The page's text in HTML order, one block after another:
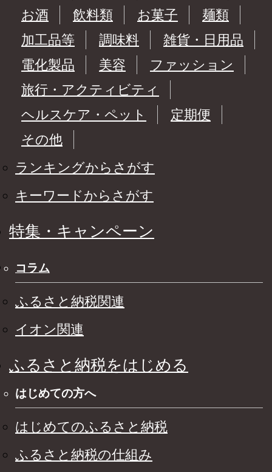
お酒
飲料類 お菓子
麺類
加工品等
調味料
雑貨・日用品
電化製品
美容
ファッション
旅行・アクティビティ
ヘルスケア・ペット
定期便
その他
ランキングからさがす
キーワードからさがす
特集・キャンペーン
コラム
ふるさと納税関連
イオン関連
ふるさと納税をはじめる
はじめての方へ
はじめてのふるさと納税
ふるさと納税の仕組み